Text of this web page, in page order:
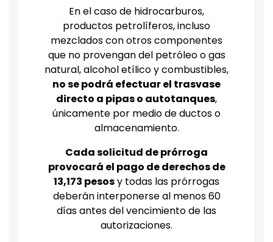
En el caso de hidrocarburos,
productos petrolíferos, incluso
mezclados con otros componentes
que no provengan del petróleo o gas
natural, alcohol etílico y combustibles,
no se podrá efectuar el trasvase
directo a pipas o autotanques,
únicamente por medio de ductos o
almacenamiento.
Cada solicitud de prórroga
provocará el pago de derechos de
13,173 pesosy todas las prórrogas
deberán interponerse al menos 60
días antes del vencimiento de las
autorizaciones.